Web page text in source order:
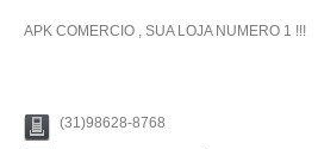
APK COMERCIO , SUA LOJA NUMERO 1 !!!
(31)98628-8768